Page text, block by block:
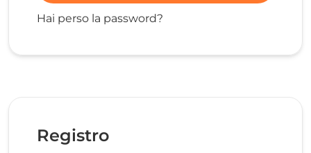
Hai perso la password?
Registro